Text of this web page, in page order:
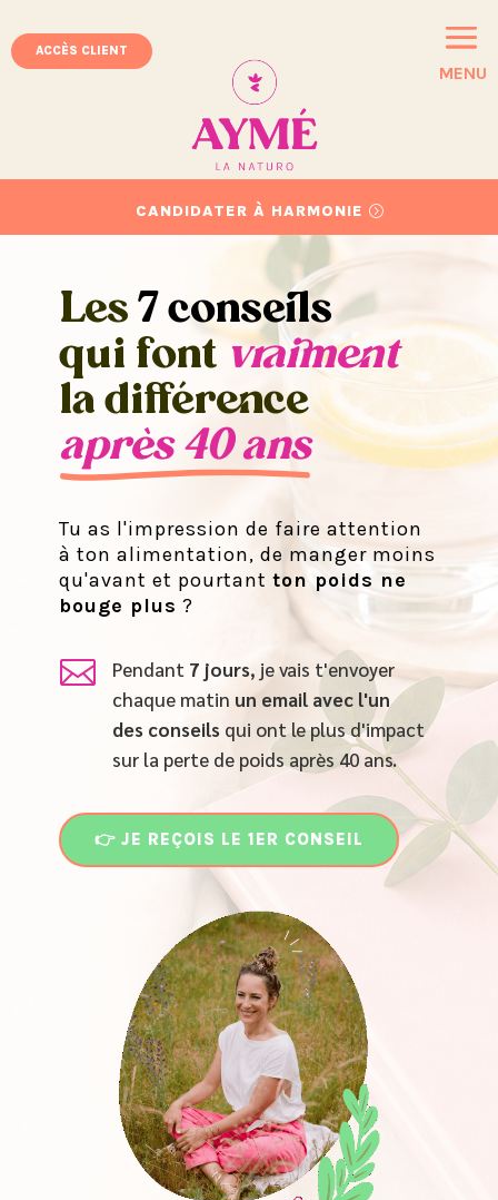
MENU
ACCÈS CLIENT
CANDIDATER À HARMONIE
Les7 conseils
qui font vraiment
la différence
après 40 ans
Tu as l'impression de faire attention
à ton alimentation, de manger moins
qu'avant et pourtantton poids ne
bouge plus ?
 Pendant 7 jours, je vais t'envoyer
chaque matin un email avec l'un
des conseils qui ont le plus d'impact
sur la perte de poids après 40 ans.
👉 JE REÇOIS LE 1ER CONSEIL